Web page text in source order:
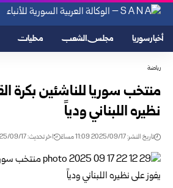
أخبار سوريا مجلس الشعب محليات
رياضة
منتخب سوريا للناشئين بكرة
نظيره اللبناني ودياً
تاريخ النشر: 2025/09/17 11:09 مساءً اخر تحديث: 2025/09/17 11:09 مساءً